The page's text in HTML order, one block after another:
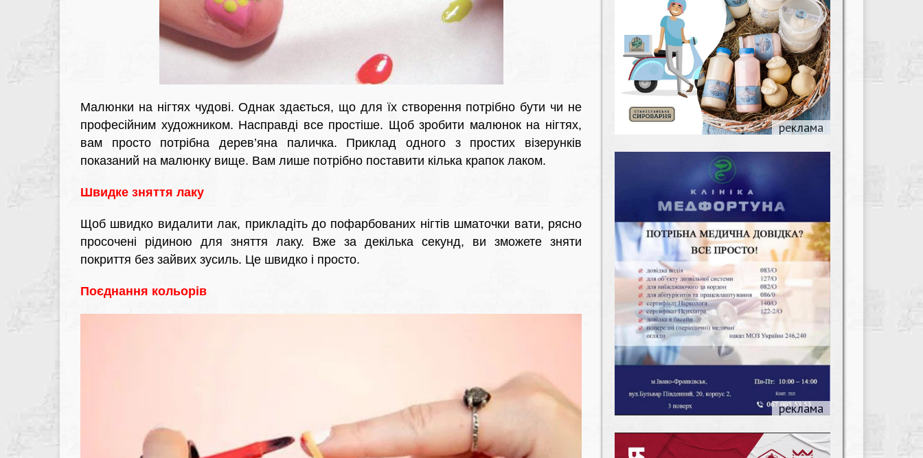
Малюнки на нігтях чудові. Однак здається, що для їх створення потрібно бути чи не
професійним художником. Насправді все простіше. Щоб зробити малюнок на нігтях,
вам просто потрібна дерев’яна паличка. Приклад одного з простих візерунків
показаний на малюнку вище. Вам лише потрібно поставити кілька крапок лаком.
Швидке зняття лаку
Щоб швидко видалити лак, прикладіть до пофарбованих нігтів шматочки вати, рясно
просочені рідиною для зняття лаку. Вже за декілька секунд, ви зможете зняти
покриття без зайвих зусиль. Це швидко і просто.
Поєднання кольорів